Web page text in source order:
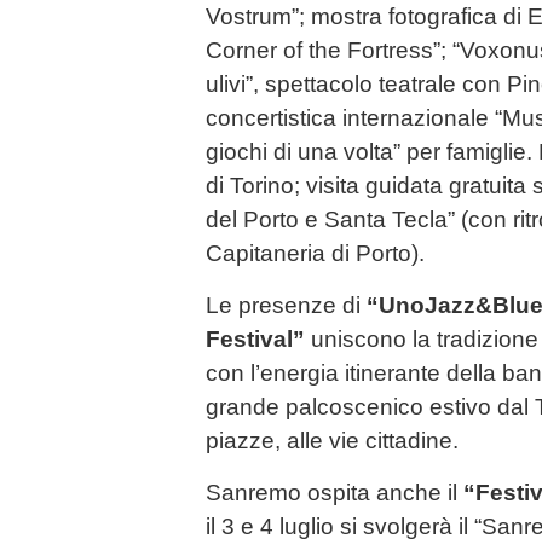
Vostrum”; mostra fotografica di
Corner of the Fortress”;
ulivi”, spettacolo teatrale con
concertistica internazionale
giochi di una volta” per
di Torino; visita guidata gratuita
del Porto e Santa Tecla” (con
Capitaneria di Porto).
Le presenze di
Festival” uniscono la
con l’energia itinerante della
grande palcoscenico estivo dal
piazze, alle vie cittadine.
Sanremo ospita anche il
il 3 e 4 luglio si svolgerà il